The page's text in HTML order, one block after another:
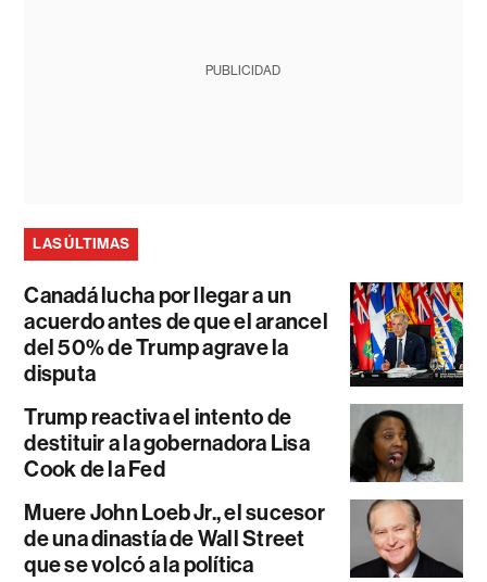
PUBLICIDAD
LAS ÚLTIMAS
Canadá lucha por llegar a un
acuerdo antes de que el arancel
del 50% de Trump agrave la
disputa
Trump reactiva el intento de
destituir a la gobernadora Lisa
Cook de la Fed
Muere John Loeb Jr., el sucesor
de una dinastía de Wall Street
que se volcó a la política